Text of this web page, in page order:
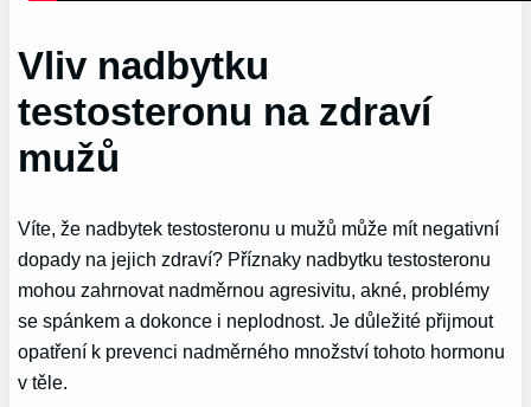
Vliv nadbytku
testosteronu na zdraví
mužů
Víte, že nadbytek testosteronu u mužů může mít negativní
dopady na jejich zdraví? Příznaky nadbytku testosteronu
mohou zahrnovat nadměrnou agresivitu, akné, problémy
se spánkem a dokonce i neplodnost. Je důležité přijmout
opatření k prevenci nadměrného množství tohoto hormonu
v těle.